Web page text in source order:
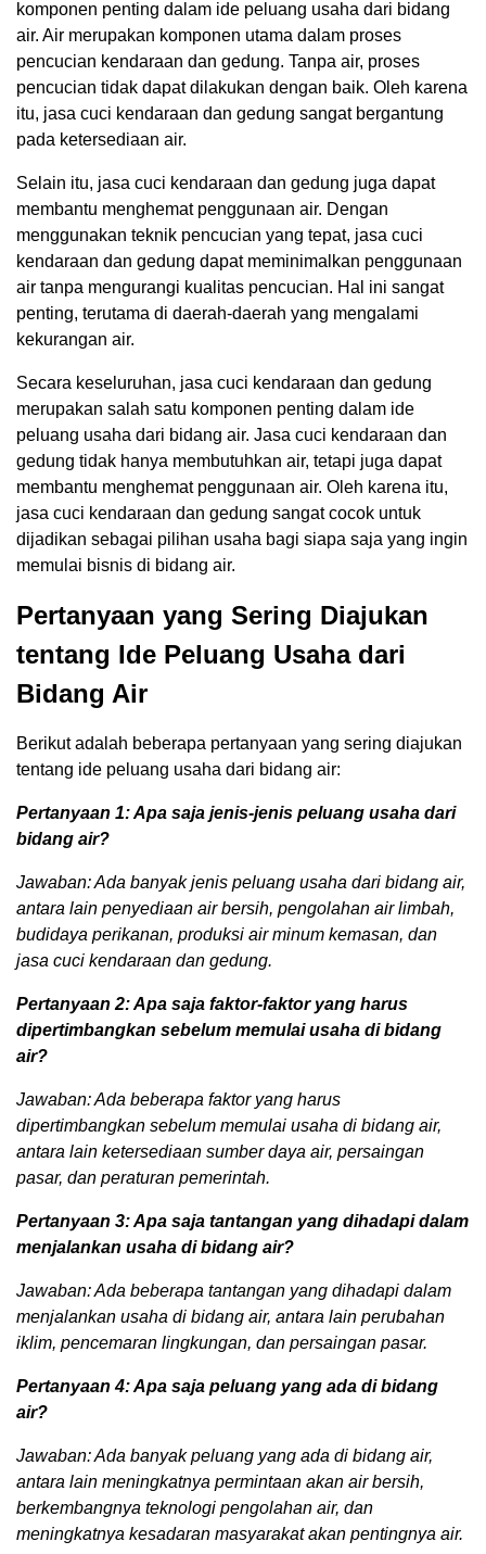
komponen penting dalam ide peluang usaha dari bidang
air. Air merupakan komponen utama dalam proses
pencucian kendaraan dan gedung. Tanpa air, proses
pencucian tidak dapat dilakukan dengan baik. Oleh karena
itu, jasa cuci kendaraan dan gedung sangat bergantung
pada ketersediaan air.
Selain itu, jasa cuci kendaraan dan gedung juga dapat
membantu menghemat penggunaan air. Dengan
menggunakan teknik pencucian yang tepat, jasa cuci
kendaraan dan gedung dapat meminimalkan penggunaan
air tanpa mengurangi kualitas pencucian. Hal ini sangat
penting, terutama di daerah-daerah yang mengalami
kekurangan air.
Secara keseluruhan, jasa cuci kendaraan dan gedung
merupakan salah satu komponen penting dalam ide
peluang usaha dari bidang air. Jasa cuci kendaraan dan
gedung tidak hanya membutuhkan air, tetapi juga dapat
membantu menghemat penggunaan air. Oleh karena itu,
jasa cuci kendaraan dan gedung sangat cocok untuk
dijadikan sebagai pilihan usaha bagi siapa saja yang ingin
memulai bisnis di bidang air.
Pertanyaan yang Sering Diajukan
tentang Ide Peluang Usaha dari
Bidang Air
Berikut adalah beberapa pertanyaan yang sering diajukan
tentang ide peluang usaha dari bidang air:
Pertanyaan 1: Apa saja jenis-jenis peluang usaha dari
bidang air?
Jawaban: Ada banyak jenis peluang usaha dari bidang air,
antara lain penyediaan air bersih, pengolahan air limbah,
budidaya perikanan, produksi air minum kemasan, dan
jasa cuci kendaraan dan gedung.
Pertanyaan 2: Apa saja faktor-faktor yang harus
dipertimbangkan sebelum memulai usaha di bidang
air?
Jawaban: Ada beberapa faktor yang harus
dipertimbangkan sebelum memulai usaha di bidang air,
antara lain ketersediaan sumber daya air, persaingan
pasar, dan peraturan pemerintah.
Pertanyaan 3: Apa saja tantangan yang dihadapi dalam
menjalankan usaha di bidang air?
Jawaban: Ada beberapa tantangan yang dihadapi dalam
menjalankan usaha di bidang air, antara lain perubahan
iklim, pencemaran lingkungan, dan persaingan pasar.
Pertanyaan 4: Apa saja peluang yang ada di bidang
air?
Jawaban: Ada banyak peluang yang ada di bidang air,
antara lain meningkatnya permintaan akan air bersih,
berkembangnya teknologi pengolahan air, dan
meningkatnya kesadaran masyarakat akan pentingnya air.